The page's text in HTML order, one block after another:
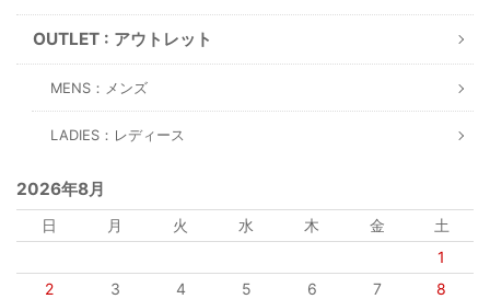
OUTLET : アウトレット
MENS：メンズ
LADIES：レディース
2026年8月
日 月 火 水 木 金
土
1
2
3 4 5 6 7
8